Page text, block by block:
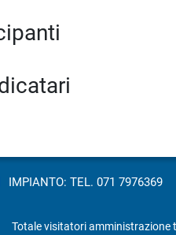
IMPIANTO: TEL. 071 7976369
Totale visitatori amministrazione